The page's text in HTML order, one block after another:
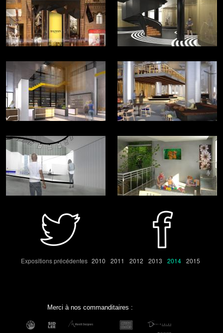
Expositions précédentes 2010 2011 2012 2013 2014 2015
Merci à nos commanditaires :